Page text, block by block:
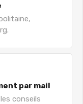
par mail
conseils